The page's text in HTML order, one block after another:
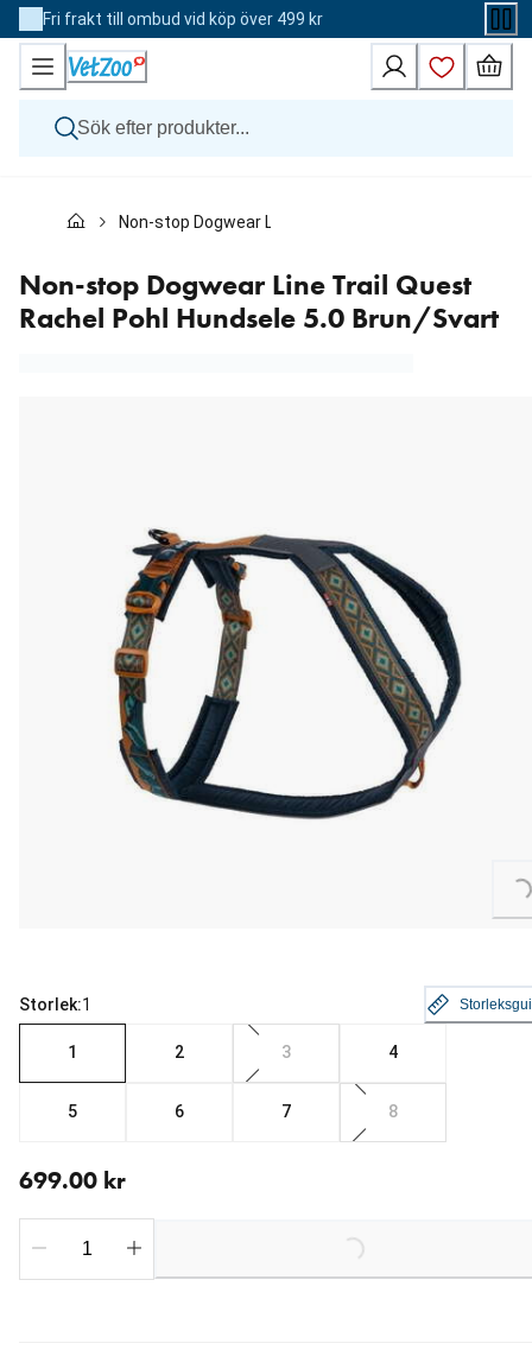
Skip
to
Content
Fri frakt till ombud vid köp över 499 kr
Katt
Veterinärfoder
Varumärken
Nyheter
Non-stop Dogwear Line Trail Quest Rachel Pohl
Non-stop Dogwear Line Trail Quest
Rachel Pohl Hundsele 5.0 Brun/Svart
Loading...
Storlek:1
1 2 3 4
5 6 7 8
699.00 kr
Loading...